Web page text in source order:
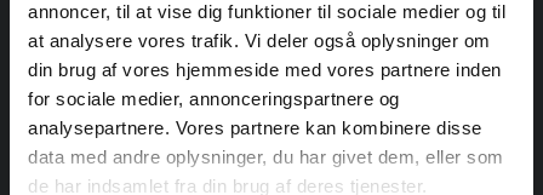
annoncer, til at vise dig funktioner til sociale medier og til
at analysere vores trafik. Vi deler også oplysninger om
din brug af vores hjemmeside med vores partnere inden
for sociale medier, annonceringspartnere og
analysepartnere. Vores partnere kan kombinere disse
data med andre oplysninger, du har givet dem, eller som
de har indsamlet fra din brug af deres tjenester.
1 person + 1 ledsager
Kan benyttes til Bork Vikingemarked,
Naturkraft After Dark og Lokes Aften